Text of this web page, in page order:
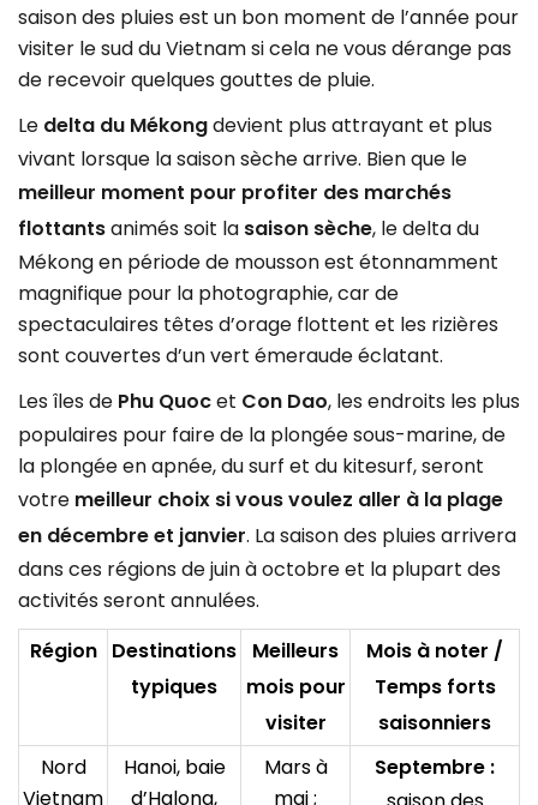
saison des pluies est un bon moment de l’année pour
visiter le sud du Vietnam si cela ne vous dérange pas
de recevoir quelques gouttes de pluie.
Le delta du Mékongdevient plus attrayant et plus
vivant lorsque la saison sèche arrive. Bien que le
meilleur moment pour profiter des marchés
flottantsanimés soit la saison sèche, le delta du
Mékong en période de mousson est étonnamment
magnifique pour la photographie, car de
spectaculaires têtes d’orage flottent et les rizières
sont couvertes d’un vert émeraude éclatant.
Les îles de Phu Quocet Con Dao, les endroits les plus
populaires pour faire de la plongée sous-marine, de
la plongée en apnée, du surf et du kitesurf, seront
votre meilleur choix si vous voulez aller à la plage
en décembre et janvier. La saison des pluies arrivera
dans ces régions de juin à octobre et la plupart des
activités seront annulées.
Région Destinations
typiques
Meilleurs
mois pour
visiter
Mois à noter /
Temps forts
saisonniers
Nord
Vietnam
Hanoi, baie
d’Halong,
Mars à
mai ;
Septembre :